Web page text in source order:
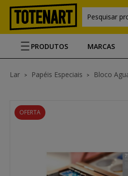
Pesquisar
PRODUTOS MARCAS
Lar Papéis Especiais Bloco
OFERTA